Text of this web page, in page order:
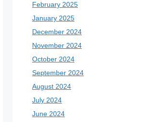
February 2025
January 2025
December 2024
November 2024
October 2024
September 2024
August 2024
July 2024
June 2024